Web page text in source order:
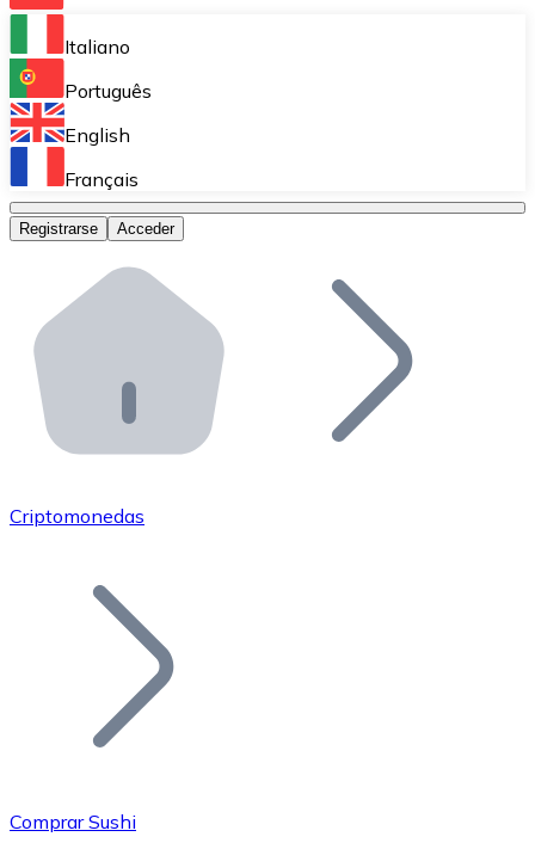
Bitnovo Ramp
Integra nuestra solución en tu plataforma.
Bitnovo Giftcards
Bitnovo OTC
Bitnovo ATM
Integra un ATM Bitnovo en tu negocio y permite que
Bitnovo API
Integra nuestra API en tu ecosistema.
Únete a nuestra red de distribuidores.
Añade tu proyecto a nuestro ecosistema.
Italiano
Português
English
Français
Registrarse Acceder
Criptomonedas
Comprar Sushi